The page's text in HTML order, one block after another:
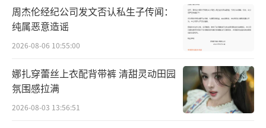
苦。”
现场，老三位在谈到自己塑造的角色更是
感受深刻，黄志忠坦言：“对于大背头而言，
他内心有很多压抑的事情，在呈现这个人物的
时候有一个细节，是他的大茶缸子，这是他的
一个抓手，也有一个缓冲地带，借助喝茶这个
周杰伦经纪公司发文否认私生子传闻：
纯属恶意造谣
2026-08-06 10:55:00
娜扎穿蕾丝上衣配背带裤 清甜灵动田园
氛围感拉满
2026-08-03 13:56:51